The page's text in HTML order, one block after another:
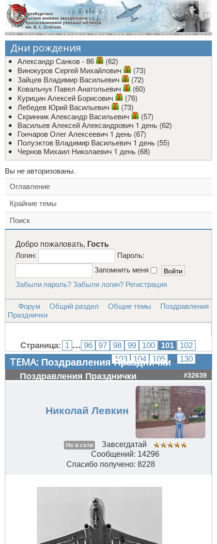
Дни рождения
Александр Санков - 86
(62)
Винокуров Сергей Михайлович
(73)
Зайцев Владимир Васильевич
(72)
Ковальчук Павел Анатольевич
(60)
Курицин Алексей Борисович
(76)
Лебедев Юрий Васильевич
(73)
Скринник Александр Васильевич
(57)
Васильев Алексей Александрович 1 день (62)
Гончаров Олег Алексеевич 1 день (67)
Полуэктов Владимир Васильевич 1 день (55)
Чернов Михаил Николаевич 1 день (68)
Вы не авторизованы.
Оглавление
Крайние темы
Поиск
Добро пожаловать, Гость
Логин:
Пароль:
Запомнить меня
Забыли пароль? Забыли логин? Регистрация
Форум Общий раздел Общие темы
Поздравления
Празднички
Страница: 1 ... 96 97 98 99 100 101
102
103
104 105 ... 130
ТЕМА: Поздравления Празднички
Поздравления Празднички #32639
Николай Левкин
Не в сети
Завсегдатай
Сообщений: 14296
Спасибо получено: 8228